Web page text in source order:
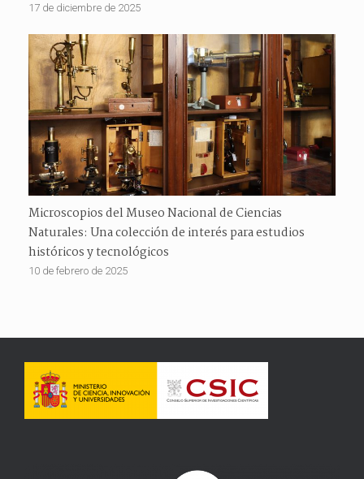
17 de diciembre de 2025
Microscopios del Museo Nacional de Ciencias
Naturales: Una colección de interés para estudios
históricos y tecnológicos
10 de febrero de 2025